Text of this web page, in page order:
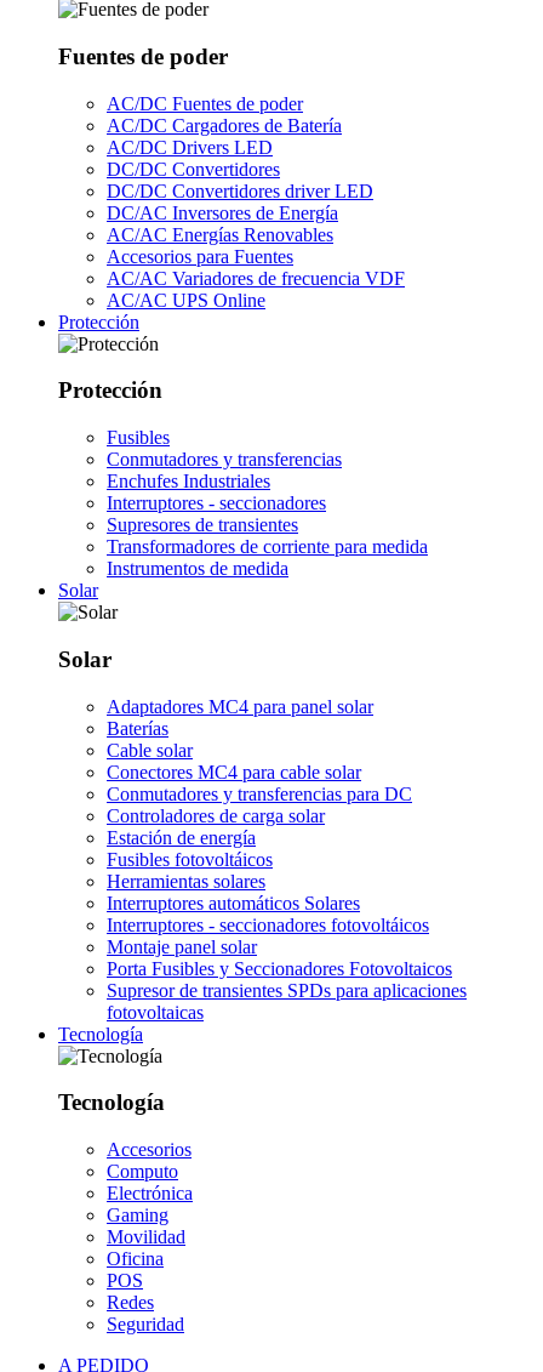
Fuentes de poder
AC/DC Fuentes de poder
AC/DC Cargadores de Batería
AC/DC Drivers LED
DC/DC Convertidores
DC/DC Convertidores driver LED
DC/AC Inversores de Energía
AC/AC Energías Renovables
Accesorios para Fuentes
AC/AC Variadores de frecuencia VDF
AC/AC UPS Online
Protección
Protección
Fusibles
Conmutadores y transferencias
Enchufes Industriales
Interruptores - seccionadores
Supresores de transientes
Transformadores de corriente para medida
Instrumentos de medida
Solar
Solar
Adaptadores MC4 para panel solar
Baterías
Cable solar
Conectores MC4 para cable solar
Conmutadores y transferencias para DC
Controladores de carga solar
Estación de energía
Fusibles fotovoltáicos
Herramientas solares
Interruptores automáticos Solares
Interruptores - seccionadores fotovoltáicos
Montaje panel solar
Porta Fusibles y Seccionadores Fotovoltaicos
Supresor de transientes SPDs para aplicaciones
fotovoltaicas
Tecnología
Tecnología
Accesorios
Computo
Electrónica
Gaming
Movilidad
Oficina
POS
Redes
Seguridad
A PEDIDO